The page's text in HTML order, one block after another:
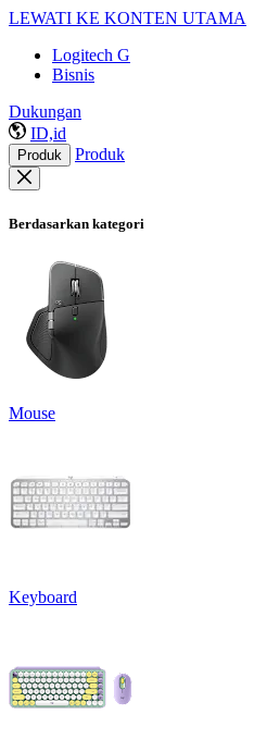
LEWATI KE KONTEN UTAMA
Logitech G
Bisnis
Dukungan
ID,id
Produk Produk
Berdasarkan kategori
Mouse
Keyboard